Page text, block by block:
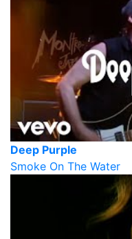
Deep Purple
Smoke On The Water